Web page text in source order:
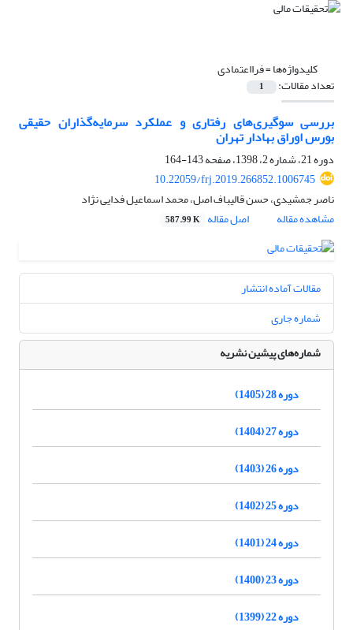
کلیدواژه‌ها =فرااعتمادی
تعداد مقالات: 1
بررسی سوگیری‌های رفتاری و عملکرد سرمایه‌گذاران حقیقی
بورس اوراق بهادار تهران
دوره 21، شماره 2، 1398، صفحه
143-164
10.22059/frj.2019.266852.1006745
ناصر جمشیدی، حسن قالیباف اصل، محمد اسماعیل فدایی نژاد
مشاهده مقاله
اصل مقاله 587.99 K
مقالات آماده انتشار
شماره جاری
شماره‌های پیشین نشریه
دوره 28 (1405)
دوره 27 (1404)
دوره 26 (1403)
دوره 25 (1402)
دوره 24 (1401)
دوره 23 (1400)
دوره 22 (1399)